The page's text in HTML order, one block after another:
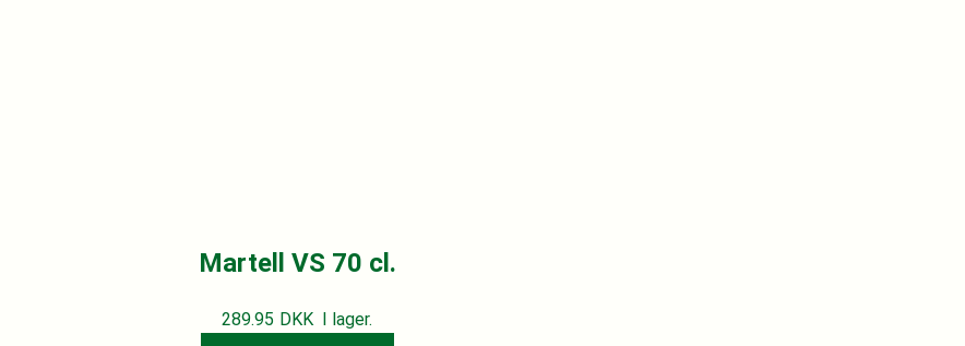
Martell VS 70 cl.
289.95 DKK I lager.